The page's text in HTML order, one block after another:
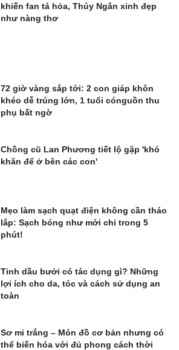
khiến fan tá hỏa, Thúy Ngân xinh đẹp
như nàng thơ
72 giờ vàng sắp tới: 2 con giáp khôn
khéo dễ trúng lớn, 1 tuổi cónguồn thu
phụ bất ngờ
Chồng cũ Lan Phương tiết lộ gặp 'khó
khăn để ở bên các con'
Mẹo làm sạch quạt điện không cần tháo
lắp: Sạch bóng như mới chỉ trong 5
phút!
Tinh dầu bưởi có tác dụng gì? Những
lợi ích cho da, tóc và cách sử dụng an
toàn
Sơ mi trắng – Món đồ cơ bản nhưng có
thể biến hóa với đủ phong cách thời